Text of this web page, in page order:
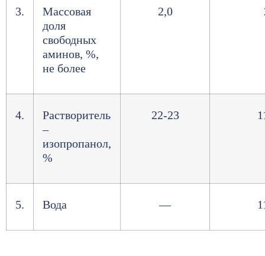
3.
Массовая
доля
свободных
аминов, %,
не более
2,0
4.
Растворитель
–
изопропанол,
%
22-23
5. Вода —